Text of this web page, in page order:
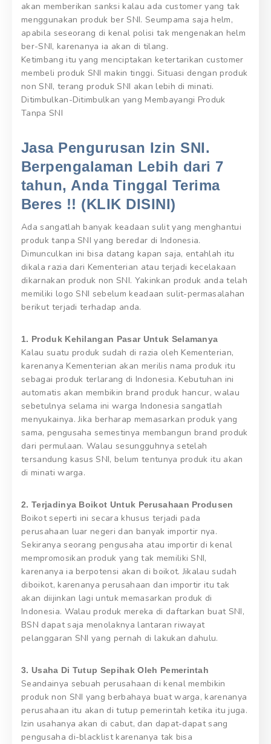
akan memberikan sanksi kalau ada customer yang tak
menggunakan produk ber SNI. Seumpama saja helm,
apabila seseorang di kenal polisi tak mengenakan helm
ber-SNI, karenanya ia akan di tilang.
Ketimbang itu yang menciptakan ketertarikan customer
membeli produk SNI makin tinggi. Situasi dengan produk
non SNI, terang produk SNI akan lebih di minati.
Ditimbulkan-Ditimbulkan yang Membayangi Produk
Tanpa SNI
Jasa Pengurusan Izin SNI.
Berpengalaman Lebih dari 7
tahun, Anda Tinggal Terima
Beres !! (KLIK DISINI)
Ada sangatlah banyak keadaan sulit yang menghantui
produk tanpa SNI yang beredar di Indonesia.
Dimunculkan ini bisa datang kapan saja, entahlah itu
dikala razia dari Kementerian atau terjadi kecelakaan
dikarnakan produk non SNI. Yakinkan produk anda telah
memiliki logo SNI sebelum keadaan sulit-permasalahan
berikut terjadi terhadap anda.
1. Produk Kehilangan Pasar Untuk Selamanya
Kalau suatu produk sudah di razia oleh Kementerian,
karenanya Kementerian akan merilis nama produk itu
sebagai produk terlarang di Indonesia. Kebutuhan ini
automatis akan membikin brand produk hancur, walau
sebetulnya selama ini warga Indonesia sangatlah
menyukainya. Jika berharap memasarkan produk yang
sama, pengusaha semestinya membangun brand produk
dari permulaan. Walau sesungguhnya setelah
tersandung kasus SNI, belum tentunya produk itu akan
di minati warga.
2. Terjadinya Boikot Untuk Perusahaan Produsen
Boikot seperti ini secara khusus terjadi pada
perusahaan luar negeri dan banyak importir nya.
Sekiranya seorang pengusaha atau importir di kenal
mempromosikan produk yang tak memiliki SNI,
karenanya ia berpotensi akan di boikot. Jikalau sudah
diboikot, karenanya perusahaan dan importir itu tak
akan diijinkan lagi untuk memasarkan produk di
Indonesia. Walau produk mereka di daftarkan buat SNI,
BSN dapat saja menolaknya lantaran riwayat
pelanggaran SNI yang pernah di lakukan dahulu.
3. Usaha Di Tutup Sepihak Oleh Pemerintah
Seandainya sebuah perusahaan di kenal membikin
produk non SNI yang berbahaya buat warga, karenanya
perusahaan itu akan di tutup pemerintah ketika itu juga.
Izin usahanya akan di cabut, dan dapat-dapat sang
pengusaha di-blacklist karenanya tak bisa